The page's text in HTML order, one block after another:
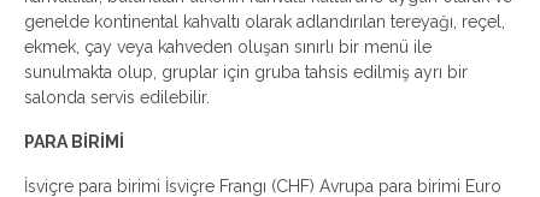
genelde kontinental kahvaltı olarak adlandırılan tereyağı, reçel,
ekmek, çay veya kahveden oluşan sınırlı bir menü ile
sunulmakta olup, gruplar için gruba tahsis edilmiş ayrı bir
salonda servis edilebilir.
PARA BİRİMİ
İsviçre para birimi İsviçre Frangı (CHF) Avrupa para birimi Euro